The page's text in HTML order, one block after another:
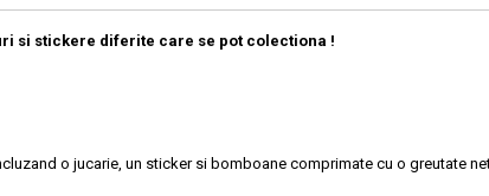
si stickere diferite care se pot colectiona !
o jucarie, un sticker si bomboane comprimate cu o greutate